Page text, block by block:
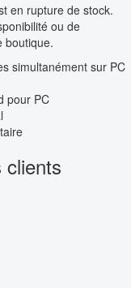
en rupture de stock.
ou de
boutique.
simultanément sur PC
pour PC
clients